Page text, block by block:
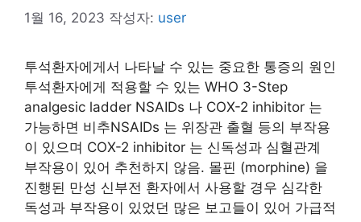
1월 16, 2023 작성자: user
투석환자에게서 나타날 수 있는 중요한 통증의 원인
투석환자에게 적용할 수 있는 WHO 3-Step
analgesic ladder NSAIDs 나 COX-2 inhibitor 는
가능하면 비추NSAIDs 는 위장관 출혈 등의 부작용
이 있으며 COX-2 inhibitor 는 신독성과 심혈관계
부작용이 있어 추천하지 않음. 몰핀 (morphine) 을
진행된 만성 신부전 환자에서 사용할 경우 심각한
독성과 부작용이 있었던 많은 보고들이 있어 가급적